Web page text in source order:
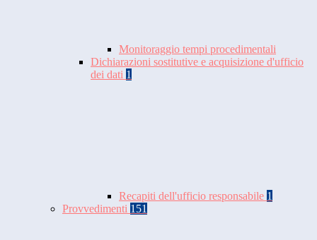
Monitoraggio tempi procedimentali
Dichiarazioni sostitutive e acquisizione d'ufficio
dei dati 1
Recapiti dell'ufficio responsabile 1
Provvedimenti 151